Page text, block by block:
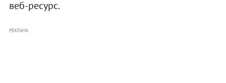
веб-ресурс.
РЕКЛАМА